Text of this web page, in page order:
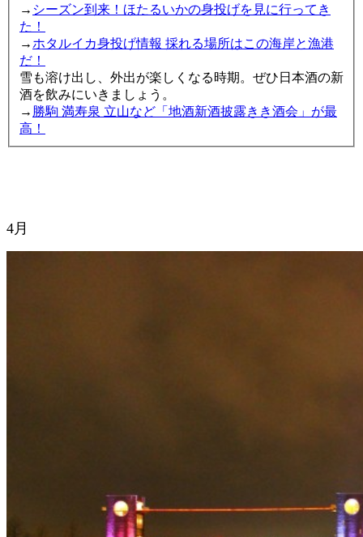
→ シーズン到来！ほたるいかの身投げを見に行ってき
た！
→ ホタルイカ身投げ情報 採れる場所はこの海岸と漁港
だ！
雪も溶け出し、外出が楽しくなる時期。ぜひ日本酒の新
酒を飲みにいきましょう。
→ 勝駒 満寿泉 立山など「地酒新酒披露きき酒会」が最
高！
4月